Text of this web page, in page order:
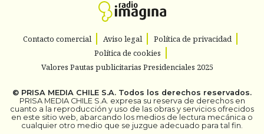
Contacto comercial Aviso legal
Política de privacidad
Política de cookies
Valores Pautas publicitarias Presidenciales 2025
© PRISA MEDIA CHILE S.A. Todos los derechos reservados.
PRISA MEDIA CHILE S.A. expresa su reserva de derechos en
cuanto a la reproducción y uso de las obras y servicios ofrecidos
en este sitio web, abarcando los medios de lectura mecánica o
cualquier otro medio que se juzgue adecuado para tal fin.